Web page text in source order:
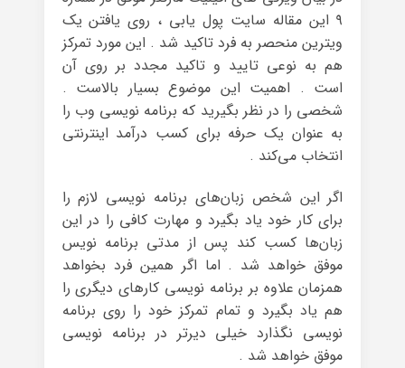
۹ این مقاله سایت پول یابی ، روی یافتن یک
ویترین منحصر به فرد تاکید شد . این مورد تمرکز
هم به نوعی تایید و تاکید مجدد بر روی آن
است . اهمیت این موضوع بسیار بالاست .
شخصی را در نظر بگیرید که برنامه نویسی وب را
به عنوان یک حرفه برای کسب درآمد اینترنتی
انتخاب می‌کند .
اگر این شخص زبان‌های برنامه نویسی لازم را
برای کار خود یاد بگیرد و مهارت کافی را در این
زبان‌ها کسب کند پس از مدتی برنامه نویس
موفق خواهد شد . اما اگر همین فرد بخواهد
همزمان علاوه بر برنامه نویسی کارهای دیگری را
هم یاد بگیرد و تمام تمرکز خود را روی برنامه
نویسی نگذارد خیلی دیرتر در برنامه نویسی
موفق خواهد شد .